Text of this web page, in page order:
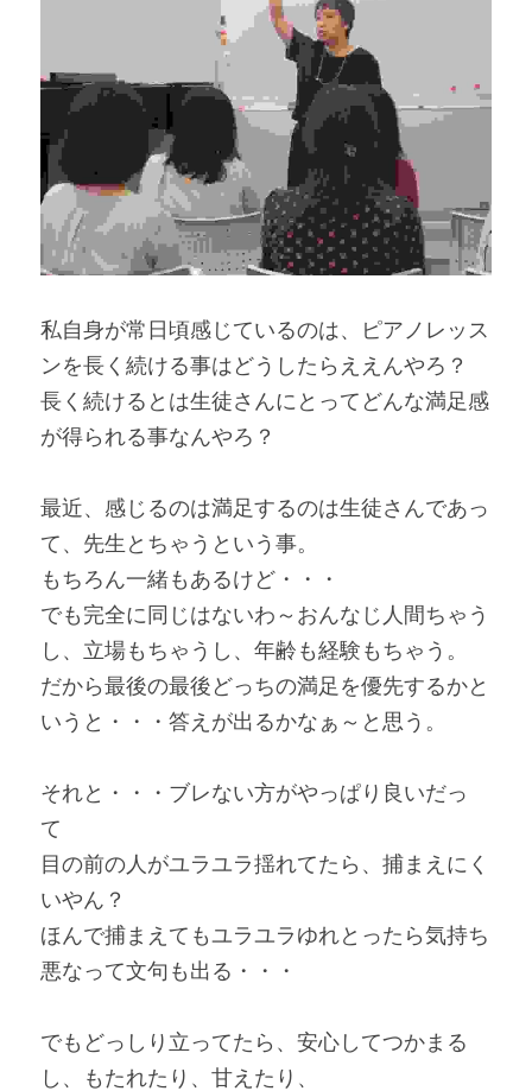
私自身が常日頃感じているのは、ピアノレッス
ンを長く続ける事はどうしたらええんやろ？
長く続けるとは生徒さんにとってどんな満足感
が得られる事なんやろ？
最近、感じるのは満足するのは生徒さんであっ
て、先生とちゃうという事。
もちろん一緒もあるけど・・・
でも完全に同じはないわ～おんなじ人間ちゃう
し、立場もちゃうし、年齢も経験もちゃう。
だから最後の最後どっちの満足を優先するかと
いうと・・・答えが出るかなぁ～と思う。
それと・・・ブレない方がやっぱり良いだっ
て
目の前の人がユラユラ揺れてたら、捕まえにく
いやん？
ほんで捕まえてもユラユラゆれとったら気持ち
悪なって文句も出る・・・
でもどっしり立ってたら、安心してつかまる
し、もたれたり、甘えたり、